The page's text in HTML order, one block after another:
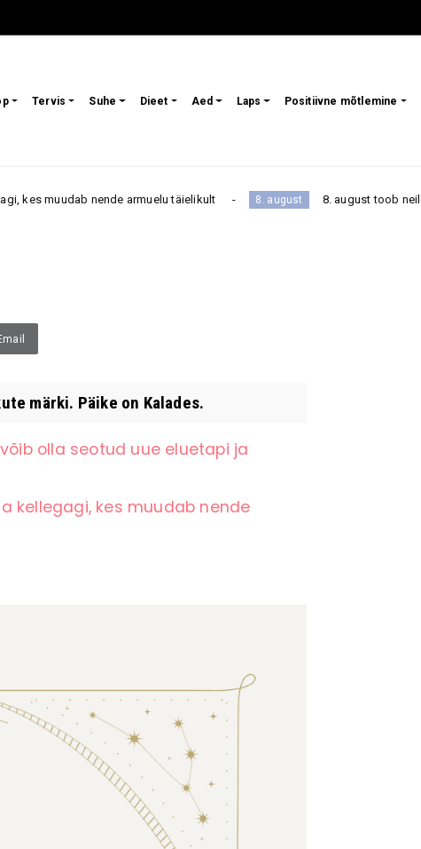
Tervis Suhe Dieet Aed Laps Positiivne mõtlemine
nende armuelu täielikult 8. august 8. august toob neile 3
märki. Päike on Kalades.
olla seotud uue eluetapi ja
kellegagi, kes muudab nende